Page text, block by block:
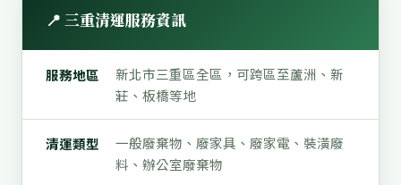
📍 三重清運服務資訊
服務地區
新北市三重區全區，可跨區至蘆洲、新
莊、板橋等地
清運類型
一般廢棄物、廢家具、廢家電、裝潢廢
料、辦公室廢棄物